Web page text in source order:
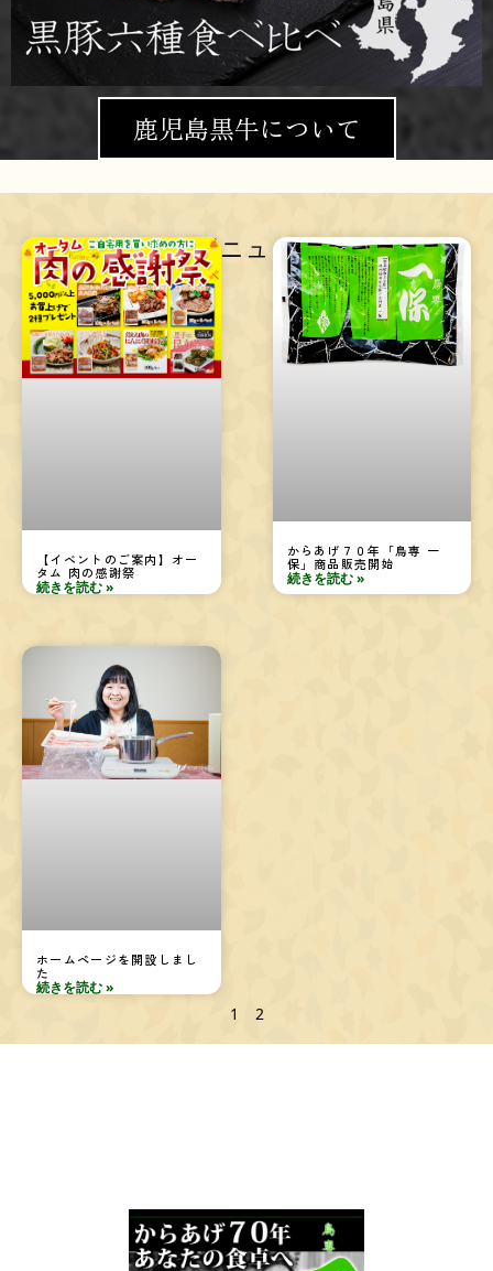
鹿児島黒牛について
最新ニュース
【イベントのご案内】オー
タム 肉の感謝祭
続きを読む »
からあげ７０年「鳥専 一
保」商品販売開始
続きを読む »
ホームページを開設しまし
た
続きを読む »
1 2